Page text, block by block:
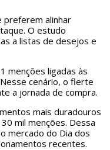
preferem alinhar
O estudo
a listas de desejos e
menções ligadas às
cenário, o flerte
a jornada de compra.
mais duradouros
mil menções. Dessa
mercado do Dia dos
recentes.